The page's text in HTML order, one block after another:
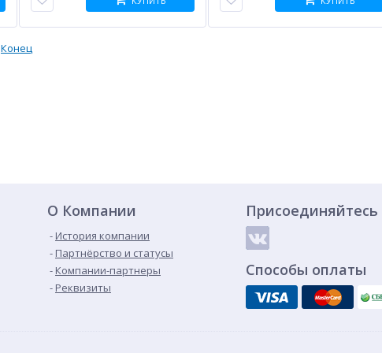
Конец
О Компании
История компании
Партнёрство и статусы
Компании-партнеры
Реквизиты
Присоединяйтесь
Способы оплаты